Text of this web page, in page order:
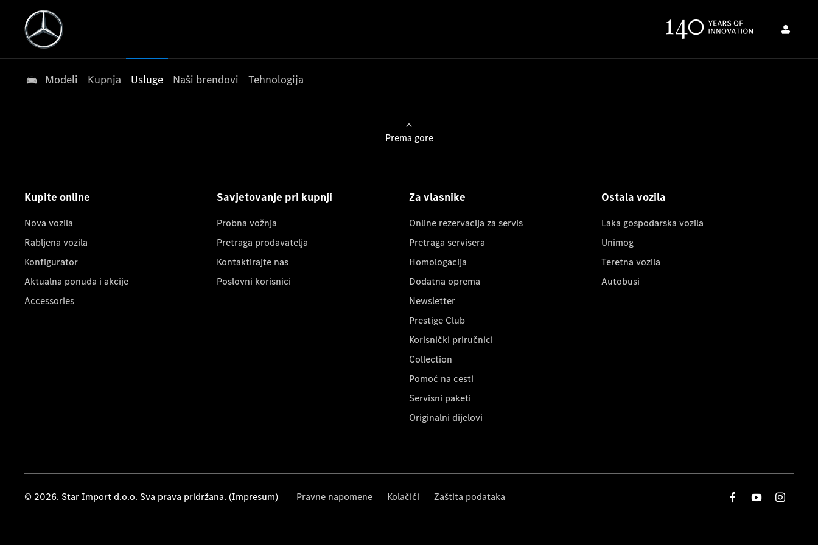
Modeli Kupnja Usluge Naši brendovi Tehnologija
Prema gore
Kupite online
Nova vozila
Rabljena vozila
Konfigurator
Aktualna ponuda i akcije
Accessories
Savjetovanje pri kupnji
Probna vožnja
Pretraga prodavatelja
Kontaktirajte nas
Poslovni korisnici
Za vlasnike
Online rezervacija za servis
Pretraga servisera
Homologacija
Dodatna oprema
Newsletter
Prestige Club
Korisnički priručnici
Collection
Pomoć na cesti
Servisni paketi
Originalni dijelovi
Ostala vozila
Laka gospodarska vozila
Unimog
Teretna vozila
Autobusi
© 2026. Star Import d.o.o. Sva prava pridržana. (Impresum) Pravne napomene Kolačići Zaštita podataka